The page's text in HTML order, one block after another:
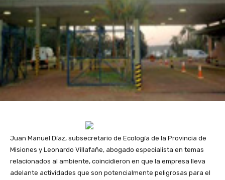
Juan Manuel Díaz, subsecretario de Ecología de la Provincia de
Misiones y Leonardo Villafañe, abogado especialista en temas
relacionados al ambiente, coincidieron en que la empresa lleva
adelante actividades que son potencialmente peligrosas para el